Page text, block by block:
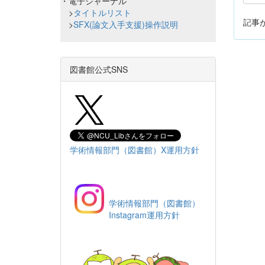
記事
>タイトルリスト
>SFX(論文入手支援)操作説明
図書館公式SNS
学術情報部門（図書館）X運用方針
学術情報部門（図書館）
Instagram運用方針